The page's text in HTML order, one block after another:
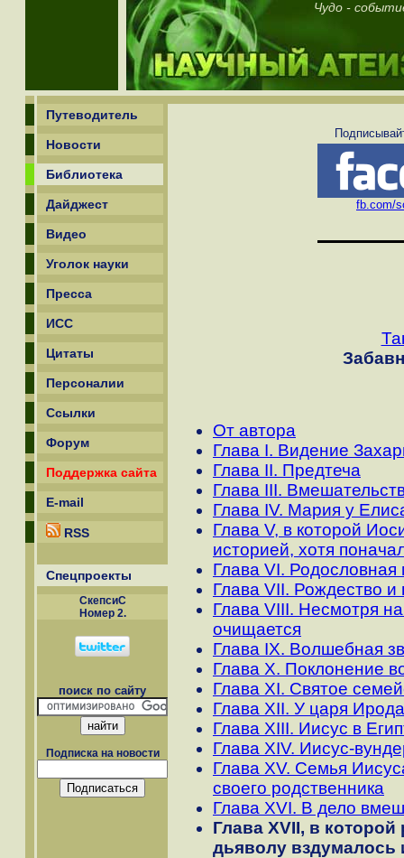
Чудо -
Путеводитель
Новости
Библиотека
Дайджест
Видео
Уголок науки
Пресса
ИСС
Цитаты
Персоналии
Ссылки
Форум
Поддержка сайта
E-mail
RSS
Спецпроекты
СкепсиС
Номер 2.
поиск по сайту
Подписка на новости
fb.com/
От автора
Глава I. Видение
Глава II. Предтеча
Глава III.
Глава IV. Мария у
Глава V, в которой
историей, хотя
Глава VI. Родословная
Глава VII. Рождество и
Глава VIII. Несмотря
очищается
Глава IX. Волшебная
Глава X. Поклонение
Глава XI. Святое
Глава XII. У царя
Глава XIII. Иисус в
Глава XIV. Иисус-
Глава XV. Семья
своего родственника
Глава XVI. В дело
Глава XVII, в которой
дьяволу вздумалось